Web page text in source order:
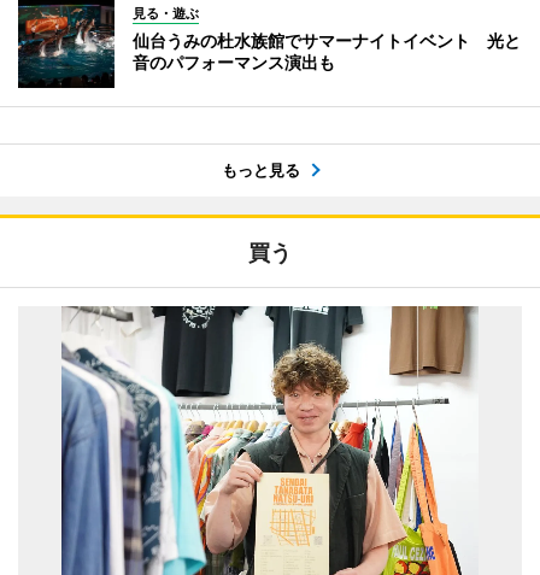
見る・遊ぶ
仙台うみの杜水族館でサマーナイトイベント 光と
音のパフォーマンス演出も
もっと見る
買う